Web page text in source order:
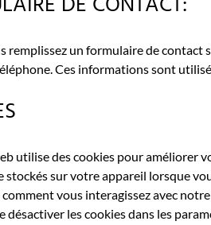
remplissez un formulaire de contact
Ces informations sont
utilise des cookies pour améliorer
stockés sur votre appareil lorsque
vous interagissez avec
désactiver les cookies dans les